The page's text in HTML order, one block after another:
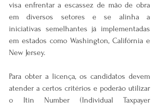
visa enfrentar a escassez de mão de obra
em diversos setores e se alinha a
iniciativas semelhantes já implementadas
em estados como Washington, Califórnia e
New Jersey.
Para obter a licença, os candidatos devem
atender a certos critérios e poderão utilizar
o Itin Number (Individual Taxpayer